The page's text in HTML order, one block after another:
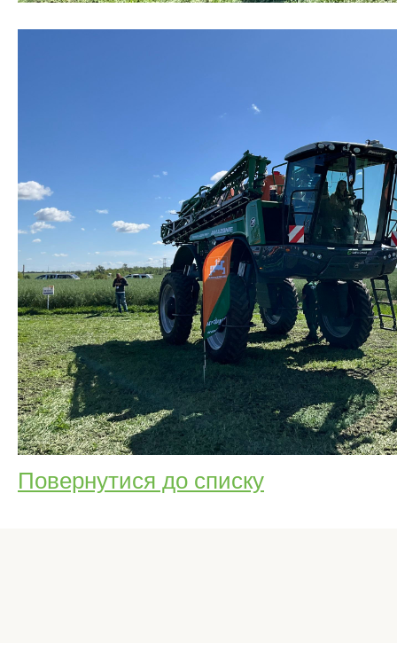
Повернутися до списку